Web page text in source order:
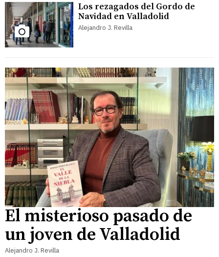
Los rezagados del Gordo de
Navidad en Valladolid
Alejandro J. Revilla
El misterioso pasado de
un joven de Valladolid
Alejandro J. Revilla